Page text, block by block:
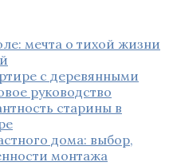
мечта о тихой жизни
с деревянными
руководство
старины в
дома: выбор,
монтажа